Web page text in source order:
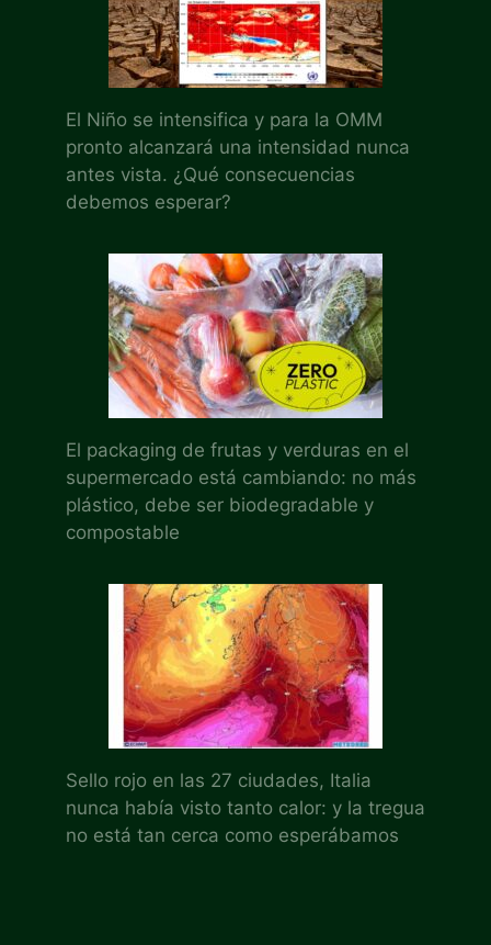
El Niño se intensifica y para la OMM
pronto alcanzará una intensidad nunca
antes vista. ¿Qué consecuencias
debemos esperar?
El packaging de frutas y verduras en el
supermercado está cambiando: no más
plástico, debe ser biodegradable y
compostable
Sello rojo en las 27 ciudades, Italia
nunca había visto tanto calor: y la tregua
no está tan cerca como esperábamos